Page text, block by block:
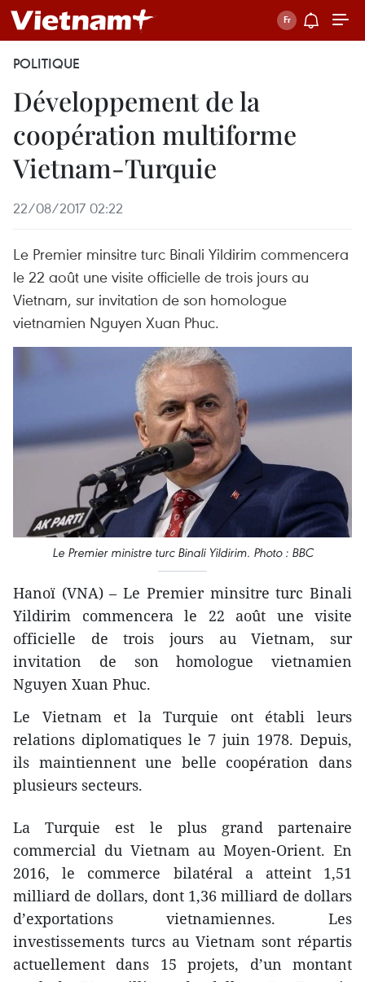
POLITIQUE
Développement de la
coopération multiforme
Vietnam-Turquie
22/08/2017 02:22
Le Premier minsitre turc Binali Yildirim commencera
le 22 août une visite officielle de trois jours au
Vietnam, sur invitation de son homologue
vietnamien Nguyen Xuan Phuc.
Le Premier ministre turc Binali Yildirim. Photo : BBC
Hanoï (VNA) – Le Premier minsitre turc Binali
Yildirim commencera le 22 août une visite
officielle de trois jours au Vietnam, sur
invitation de son homologue vietnamien
Nguyen Xuan Phuc.
Le Vietnam et la Turquie ont établi leurs
relations diplomatiques le 7 juin 1978. Depuis,
ils maintiennent une belle coopération dans
plusieurs secteurs.
La Turquie est le plus grand partenaire
commercial du Vietnam au Moyen-Orient. En
2016, le commerce bilatéral a atteint 1,51
milliard de dollars, dont 1,36 milliard de dollars
d’exportations vietnamiennes. Les
investissements turcs au Vietnam sont répartis
actuellement dans 15 projets, d’un montant